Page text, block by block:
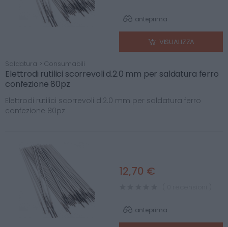
anteprima
VISUALIZZA
Saldatura > Consumabili
Elettrodi rutilici scorrevoli d.2.0 mm per saldatura ferro
confezione 80pz
Elettrodi rutilici scorrevoli d.2.0 mm per saldatura ferro
confezione 80pz
12,70 €
anteprima